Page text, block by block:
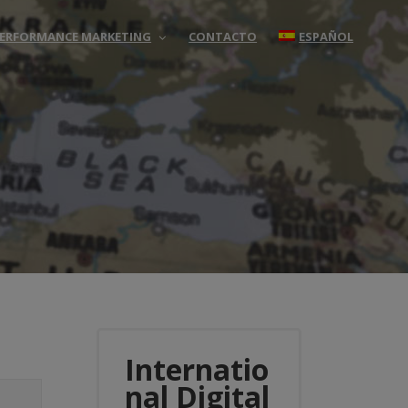
MARKETING CONTACTO ESPAÑOL
Internatio
nal Digital